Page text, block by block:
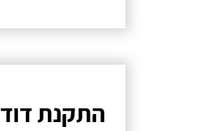
התקנת דוד